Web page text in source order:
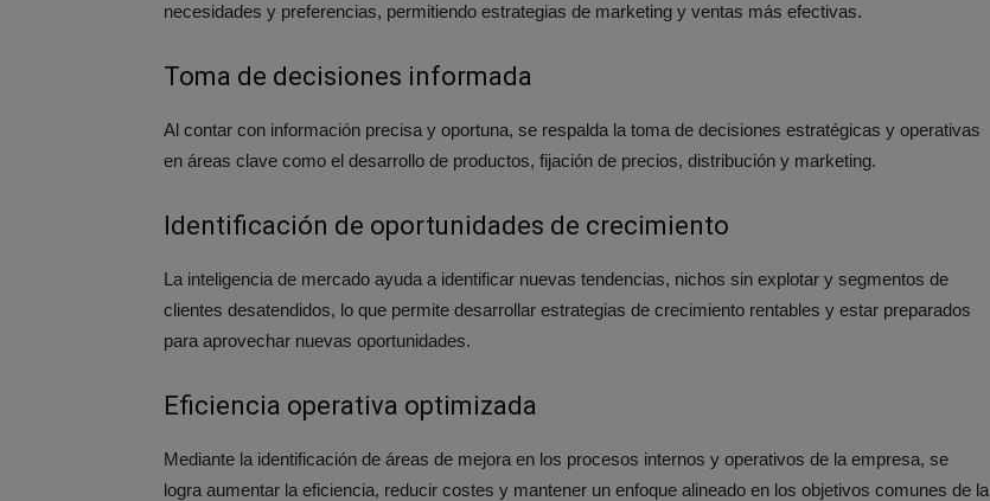
necesidades y preferencias, permitiendo estrategias de marketing y ventas más efectivas.
Toma de decisiones informada
Al contar con información precisa y oportuna, se respalda la toma de decisiones estratégicas y operativas
en áreas clave como el desarrollo de productos, fijación de precios, distribución y marketing.
Identificación de oportunidades de crecimiento
La inteligencia de mercado ayuda a identificar nuevas tendencias, nichos sin explotar y segmentos de
clientes desatendidos, lo que permite desarrollar estrategias de crecimiento rentables y estar preparados
para aprovechar nuevas oportunidades.
Eficiencia operativa optimizada
Mediante la identificación de áreas de mejora en los procesos internos y operativos de la empresa, se
logra aumentar la eficiencia, reducir costes y mantener un enfoque alineado en los objetivos comunes de la